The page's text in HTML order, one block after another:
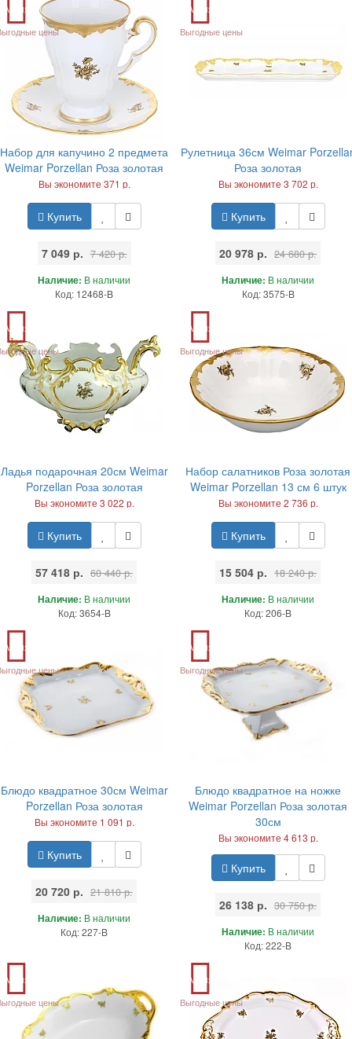
Акция
цены
Набор для капучино 2 предмета
Weimar Porzellan Роза золотая
Вы экономите 371 р.
Купить
7 049 р. 7 420 р.
Наличие: В наличии
Код: 12468-B
Акция
Выгодные цены
Рулетница 36см Weimar
Роза золотая
Вы экономите 3 702 р.
Купить
20 978 р. 24 680 р.
Наличие: В наличии
Код: 3575-B
Акция
цены
Ладья подарочная 20см Weimar
Porzellan Роза золотая
Вы экономите 3 022 р.
Купить
57 418 р. 60 440 р.
Наличие: В наличии
Код: 3654-B
Акция
Выгодные цены
Набор салатников Роза золотая
Weimar Porzellan 13 см 6 штук
Вы экономите 2 736 р.
Купить
15 504 р. 18 240 р.
Наличие: В наличии
Код: 206-B
Акция
цены
Блюдо квадратное 30см Weimar
Porzellan Роза золотая
Вы экономите 1 091 р.
Купить
20 720 р. 21 810 р.
Наличие: В наличии
Код: 227-B
Акция
Выгодные цены
Блюдо квадратное на ножке
Weimar Porzellan Роза золотая
30см
Вы экономите 4 613 р.
Купить
26 138 р. 30 750 р.
Наличие: В наличии
Код: 222-B
Акция
цены
Акция
Выгодные цены